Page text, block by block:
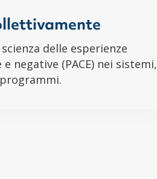
delle esperienze
negative (PACE) nei sistemi,